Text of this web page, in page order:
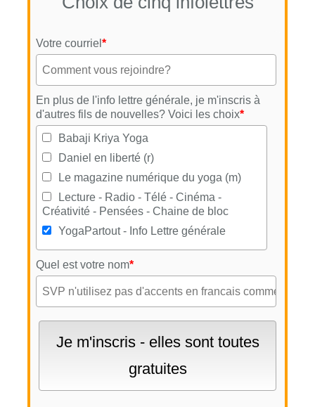
Votre courriel *
En plus de l'info lettre générale, je m'inscris à
d'autres fils de nouvelles? Voici les choix*
Babaji Kriya Yoga
Daniel en liberté (r)
Le magazine numérique du yoga (m)
Lecture - Radio - Télé - Cinéma -
Créativité - Pensées - Chaine de bloc
YogaPartout - Info Lettre générale
Quel est votre nom*